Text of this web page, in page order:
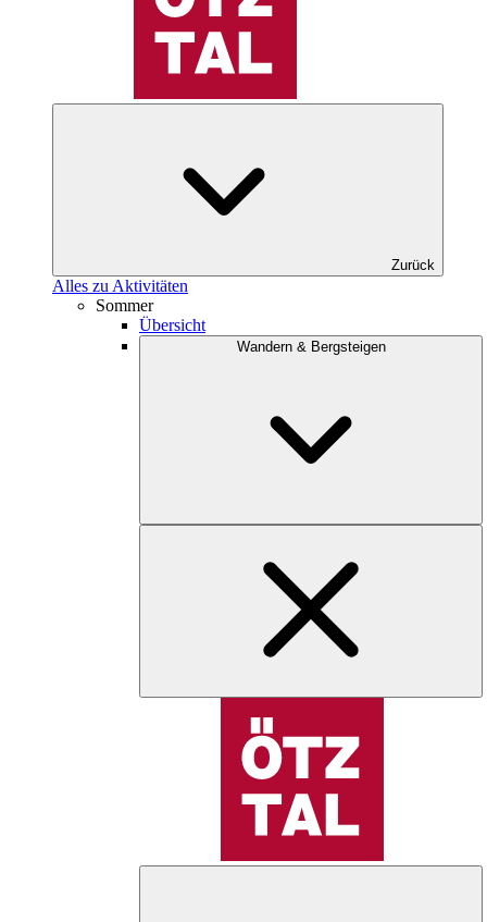
Zurück
Alles zu Aktivitäten
Sommer
Übersicht
Wandern & Bergsteigen